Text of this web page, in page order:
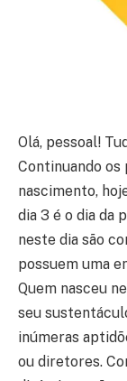
Olá, pessoal!
Continuando os
nascimento,
dia 3 é o dia da
neste dia são
possuem uma
Quem nasceu
seu
inúmeras
ou diretores.